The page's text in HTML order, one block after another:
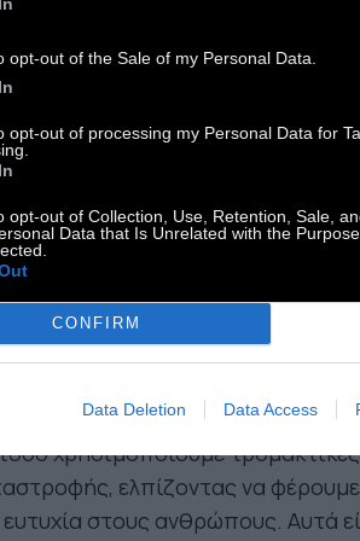
opt-out of the Sale of my Personal Data.
opt-out of processing my Personal Data for
opt-out of Collection, Use, Retention, Sale,
Data that Is Unrelated with the
CONFIRM
Data Deletion Data Access
είναι
όχι η
είναι εκείνη που
και διαύγεια και
ούτε οι βόμβες ούτε τα
χρησιμοποιούμε
ελπίζοντας να
ευτυχία στους ανθρώπους. Αυτά